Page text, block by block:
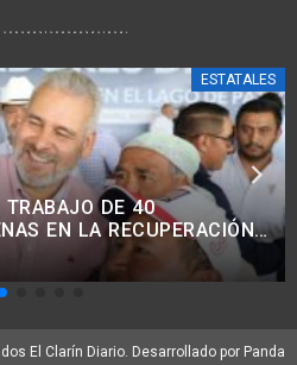
ESTATALES
VIAL EN COMUNIDADES
DE 38 KM DE CAMINOS:
El Clarín Diario. Desarrollado por Panda